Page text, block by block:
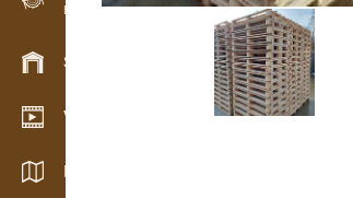
Evidence dřeva v terénu
Skladové hospodářství
Video showroom
Katalogy / Brožury